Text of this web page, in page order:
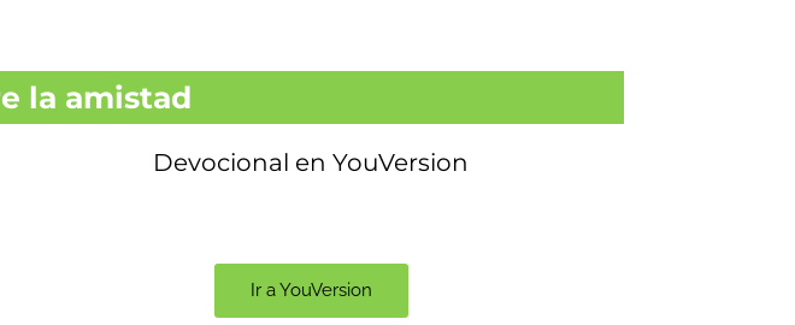
la amistad
Devocional en YouVersion
Ir a YouVersion